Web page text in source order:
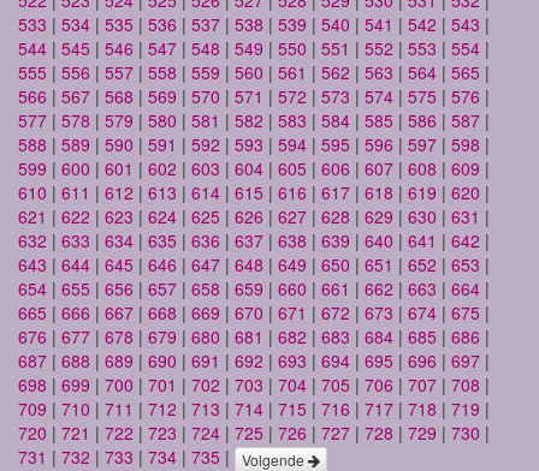
533 | 534 | 535 | 536 | 537 | 538 | 539 | 540 | 541 | 542 | 543 |
544 | 545 | 546 | 547 | 548 | 549 | 550 | 551 | 552 | 553 | 554 |
555 | 556 | 557 | 558 | 559 | 560 | 561 | 562 | 563 | 564 | 565 |
566 | 567 | 568 | 569 | 570 | 571 | 572 | 573 | 574 | 575 | 576 |
577 | 578 | 579 | 580 | 581 | 582 | 583 | 584 | 585 | 586 | 587 |
588 | 589 | 590 | 591 | 592 | 593 | 594 | 595 | 596 | 597 | 598 |
599 | 600 | 601 | 602 | 603 | 604 | 605 | 606 | 607 | 608 | 609 |
610 | 611 | 612 | 613 | 614 | 615 | 616 | 617 | 618 | 619 | 620 |
621 | 622 | 623 | 624 | 625 | 626 | 627 | 628 | 629 | 630 | 631 |
632 | 633 | 634 | 635 | 636 | 637 | 638 | 639 | 640 | 641 | 642 |
643 | 644 | 645 | 646 | 647 | 648 | 649 | 650 | 651 | 652 | 653 |
654 | 655 | 656 | 657 | 658 | 659 | 660 | 661 | 662 | 663 | 664 |
665 | 666 | 667 | 668 | 669 | 670 | 671 | 672 | 673 | 674 | 675 |
676 | 677 | 678 | 679 | 680 | 681 | 682 | 683 | 684 | 685 | 686 |
687 | 688 | 689 | 690 | 691 | 692 | 693 | 694 | 695 | 696 | 697 |
698 | 699 | 700 | 701 | 702 | 703 | 704 | 705 | 706 | 707 | 708 |
709 | 710 | 711 | 712 | 713 | 714 | 715 | 716 | 717 | 718 | 719 |
720 | 721 | 722 | 723 | 724 | 725 | 726 | 727 | 728 | 729 | 730 |
731 | 732 | 733 | 734 | 735 | Volgende